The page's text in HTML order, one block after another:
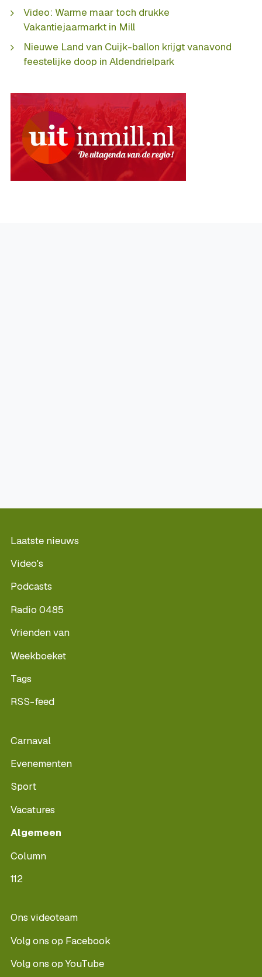
Video: Warme maar toch drukke
Vakantiejaarmarkt in Mill
Nieuwe Land van Cuijk-ballon krijgt vanavond
feestelijke doop in Aldendrielpark
Laatste nieuws
Video's
Podcasts
Radio 0485
Vrienden van
Weekboeket
Tags
RSS-feed
Carnaval
Evenementen
Sport
Vacatures
Algemeen
Column
112
Ons videoteam
Volg ons op Facebook
Volg ons op YouTube